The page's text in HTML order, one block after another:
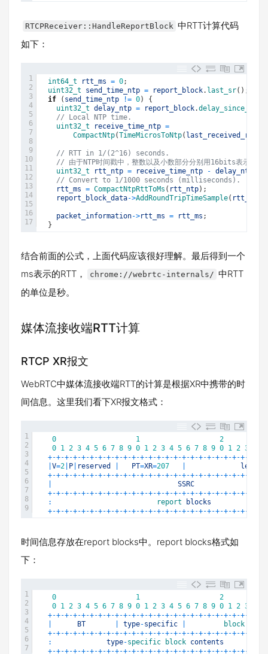
RTCPReceiver::HandleReportBlock 中RTT计算代码
如下：
1
2
3
4
5
6
7
8
9
10
11
12
13
14
15
16
17
int64_t rtt_ms = 0;
uint32_t send_time_ntp = report_block. last_sr( ) ;
if
( send_time_ntp != 0)
{
uint32_t delay_ntp = report_block.
// Local NTP time.
uint32_t
receive_time_ntp =
CompactNtp(TimeMicrosToNtp( last_received_rb_
// RTT in 1/(2^16) seconds.
// 由于NTP时间戳中，整数以及小数部分分别用16bits表示，
uint32_t
rtt_ntp = receive_time_ntp - delay_ntp
// Convert to 1/1000 seconds (milliseconds).
rtt_ms = CompactNtpRttToMs ( rtt_ntp) ;
report_block_data->AddRoundTripTimeSample( rtt_ms
packet_information->rtt_ms = rtt_ms ;
}
结合前面的公式，上面代码应该很好理解。最后得到一个
ms表示的RTT，
chrome://webrtc-internals/ 中RTT
的单位是秒。
媒体流接收端RTT计算
RTCP XR报文
WebRTC中媒体流接收端RTT的计算是根据XR中携带的时
间信息。这里我们看下XR报文格式：
1
2
3
4
5
6
7
8
9
0 1
2
0 1 2 3 4 5 6 7 8 9 0 1 2 3 4 5 6 7 8 9 0 1 2 3
+-+-+-+-+-+-+-+-+-+-+-+-+-+-+-+-+-+-+-+-+-+-+-+-
V=2 P reserved PT=XR=207
length
+-+-+-+-+-+-+-+-+-+-+-+-+-+-+-+-+-+-+-+-+-+-+-+-
SSRC
+-+-+-+-+-+-+-+-+-+-+-+-+-+-+-+-+-+-+-+-+-+-+-+-
:
report
blocks
+-+-+-+-+-+-+-+-+-+-+-+-+-+-+-+-+-+-+-+-+-+-+-+-
时间信息存放在report blocks中。report blocks格式如
下：
1
2
3
4
5
6
7
0 1
2
0 1 2 3 4 5 6 7 8 9 0 1 2 3 4 5 6 7 8 9 0 1 2 3
+-+-+-+-+-+-+-+-+-+-+-+-+-+-+-+-+-+-+-+-+-+-+-+-
BT type-specific block
+-+-+-+-+-+-+-+-+-+-+-+-+-+-+-+-+-+-+-+-+-+-+-+-
:
type-specific block contents
+-+-+-+-+-+-+-+-+-+-+-+-+-+-+-+-+-+-+-+-+-+-+-+-